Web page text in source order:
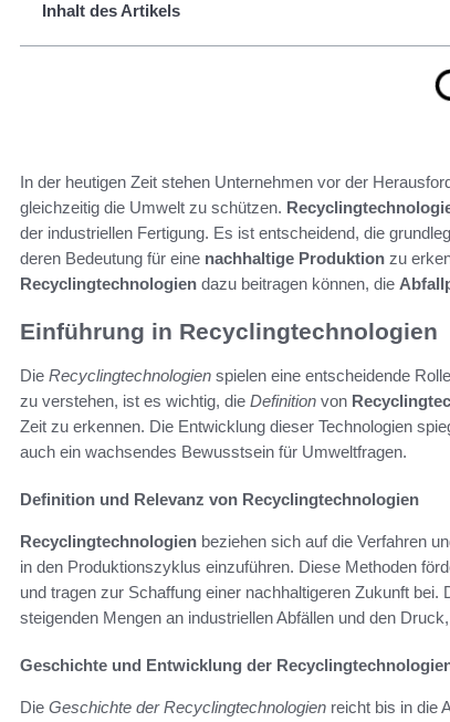
Inhalt des Artikels
In der heutigen Zeit stehen Unternehmen vor der
gleichzeitig die Umwelt zu schützen.
der industriellen Fertigung. Es ist entscheidend, die
deren Bedeutung für eine nachhaltige Produktion zu
Recyclingtechnologien dazu beitragen können, die
Einführung in Recyclingtechnologien
Die Recyclingtechnologien spielen eine entscheidende
zu verstehen, ist es wichtig, die Definition von
Zeit zu erkennen. Die Entwicklung dieser Technologien
auch ein wachsendes Bewusstsein für Umweltfragen.
Definition und Relevanz von Recyclingtechnologien
Recyclingtechnologien beziehen sich auf die Verfahren
in den Produktionszyklus einzuführen. Diese Methoden
und tragen zur Schaffung einer nachhaltigeren Zukunft bei.
steigenden Mengen an industriellen Abfällen und den
Geschichte und Entwicklung der
Die Geschichte der Recyclingtechnologien reicht bis in die